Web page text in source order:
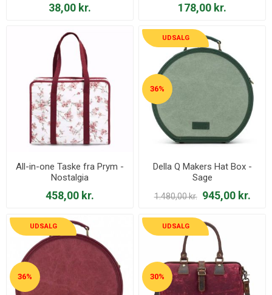
38,00 kr. 178,00 kr.
All-in-one Taske fra Prym -
Nostalgia
458,00 kr.
UDSALG
36%
Della Q Makers Hat Box -
Sage
1.480,00 kr. 945,00 kr.
UDSALG
36%
UDSALG
30%